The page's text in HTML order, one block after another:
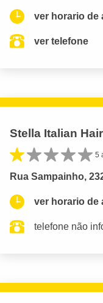
ver horario de
ver telefone
Stella Italian Hair
5
Rua Sampainho,
ver horario de
telefone não